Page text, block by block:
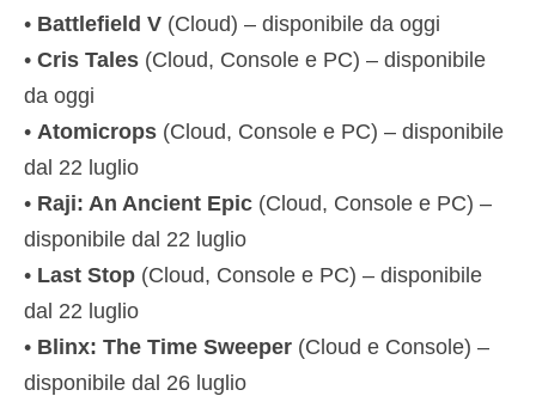
• Battlefield V (Cloud) – disponibile da oggi
• Cris Tales (Cloud, Console e PC) – disponibile
da oggi
• Atomicrops (Cloud, Console e PC) – disponibile
dal 22 luglio
• Raji: An Ancient Epic (Cloud, Console e PC) –
disponibile dal 22 luglio
• Last Stop (Cloud, Console e PC) – disponibile
dal 22 luglio
• Blinx: The Time Sweeper (Cloud e Console) –
disponibile dal 26 luglio